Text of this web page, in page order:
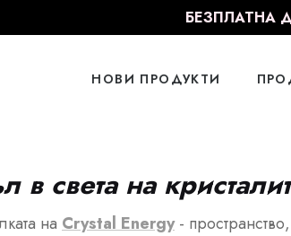
БЕЗПЛАТНА
НОВИ ПРОДУКТИ
света на
на Crystal Energy-